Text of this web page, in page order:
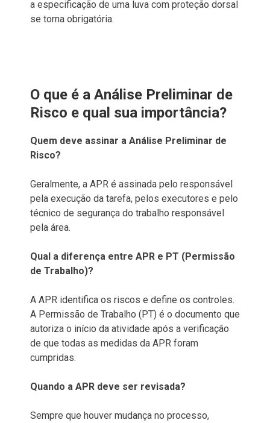
a especificação de uma luva com proteção dorsal
se torna obrigatória.
O que é a Análise Preliminar de
Risco e qual sua importância?
Quem deve assinar a Análise Preliminar de
Risco?
Geralmente, a APR é assinada pelo responsável
pela execução da tarefa, pelos executores e pelo
técnico de segurança do trabalho responsável
pela área.
Qual a diferença entre APR e PT (Permissão
de Trabalho)?
A APR identifica os riscos e define os controles.
A Permissão de Trabalho (PT) é o documento que
autoriza o início da atividade após a verificação
de que todas as medidas da APR foram
cumpridas.
Quando a APR deve ser revisada?
Sempre que houver mudança no processo,